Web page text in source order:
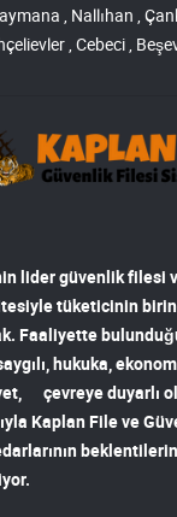
, Nallıhan ,
, Cebeci ,
lidergüvenlik filesi
tüketicinin
Faaliyette
hukuka,
çevreye duyarlı
Kaplan File ve